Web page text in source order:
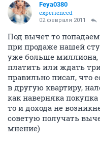
Feya0380
experienced
02 февраля 2011
Под вычет то
при продаже нашей
уже больше миллиона,
платить или ждать
правильно писал, что
в другую квартиру,
как наверняка
то и дохода не
советую получать
мнение)